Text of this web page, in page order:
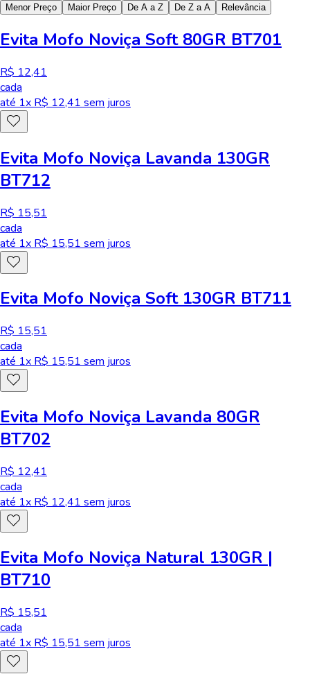
Menor Preço Maior Preço De A a Z De Z a A Relevância
Evita Mofo Noviça Soft 80GR BT701
R$ 12,41
cada
até 1x R$ 12,41 sem juros
Evita Mofo Noviça Lavanda 130GR
BT712
R$ 15,51
cada
até 1x R$ 15,51 sem juros
Evita Mofo Noviça Soft 130GR BT711
R$ 15,51
cada
até 1x R$ 15,51 sem juros
Evita Mofo Noviça Lavanda 80GR
BT702
R$ 12,41
cada
até 1x R$ 12,41 sem juros
Evita Mofo Noviça Natural 130GR |
BT710
R$ 15,51
cada
até 1x R$ 15,51 sem juros